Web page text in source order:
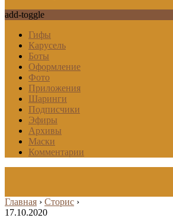
add-toggle
Гифы
Карусель
Боты
Оформление
Фото
Приложения
Шаринги
Подписчики
Эфиры
Архивы
Маски
Комментарии
Главная › Сторис ›
17.10.2020